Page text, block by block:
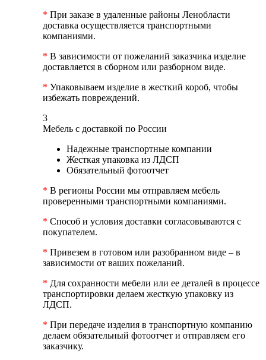
* При заказе в удаленные районы Ленобласти
доставка осуществляется транспортными
компаниями.
* В зависимости от пожеланий заказчика изделие
доставляется в сборном или разборном виде.
* Упаковываем изделие в жесткий короб, чтобы
избежать повреждений.
3
Мебель с доставкой по России
Надежные транспортные компании
Жесткая упаковка из ЛДСП
Обязательный фотоотчет
* В регионы России мы отправляем мебель
проверенными транспортными компаниями.
* Способ и условия доставки согласовываются с
покупателем.
* Привезем в готовом или разобранном виде – в
зависимости от ваших пожеланий.
* Для сохранности мебели или ее деталей в процессе
транспортировки делаем жесткую упаковку из
ЛДСП.
* При передаче изделия в транспортную компанию
делаем обязательный фотоотчет и отправляем его
заказчику.